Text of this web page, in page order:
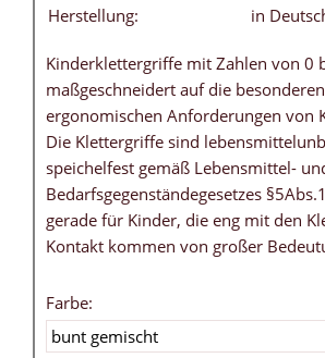
Herstellung:
in
Kinderklettergriffe mit Zahlen von 0
maßgeschneidert auf die besonderen
ergonomischen Anforderungen von
Die Klettergriffe sind
speichelfest gemäß Lebensmittel-
Bedarfsgegenständegesetzes
gerade für Kinder, die eng mit den
Kontakt kommen von großer
Farbe: